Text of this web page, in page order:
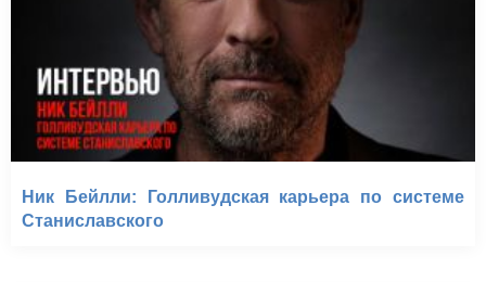
Ник Бейлли: Голливудская карьера по системе
Станиславского